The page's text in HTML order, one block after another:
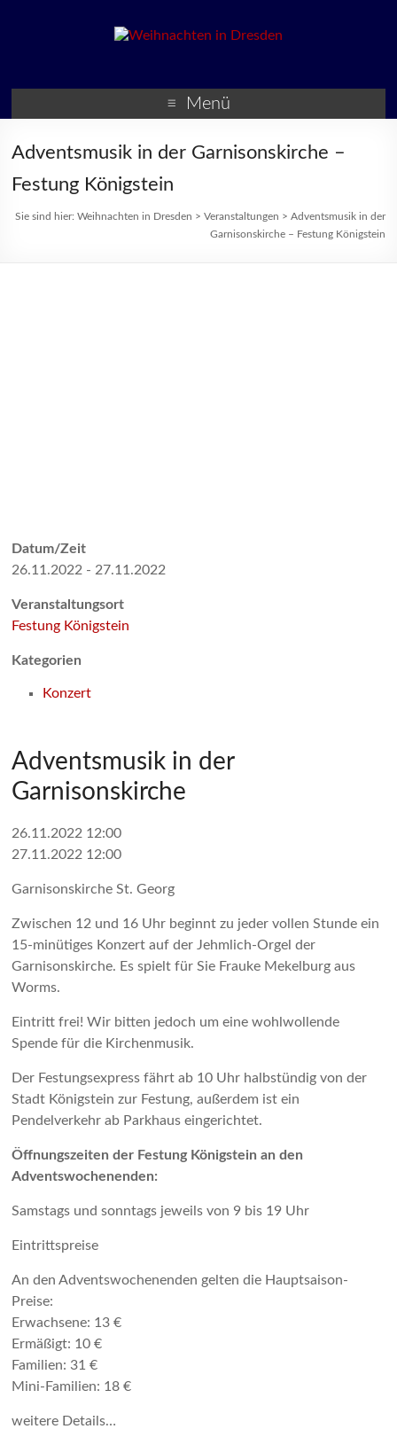
Veranstaltungen zur
Weihnachtszeit
Menü
Adventsmusik in der Garnisonskirche –
Festung Königstein
Sie sind hier: Weihnachten in Dresden > Veranstaltungen > Adventsmusik in der
Garnisonskirche – Festung Königstein
Datum/Zeit
26.11.2022 - 27.11.2022
Veranstaltungsort
Festung Königstein
Kategorien
Konzert
Adventsmusik in der
Garnisonskirche
26.11.2022 12:00
27.11.2022 12:00
Garnisonskirche St. Georg
Zwischen 12 und 16 Uhr beginnt zu jeder vollen Stunde ein
15-minütiges Konzert auf der Jehmlich-Orgel der
Garnisonskirche. Es spielt für Sie Frauke Mekelburg aus
Worms.
Eintritt frei! Wir bitten jedoch um eine wohlwollende
Spende für die Kirchenmusik.
Der Festungsexpress fährt ab 10 Uhr halbstündig von der
Stadt Königstein zur Festung, außerdem ist ein
Pendelverkehr ab Parkhaus eingerichtet.
Öffnungszeiten der Festung Königstein an den
Adventswochenenden:
Samstags und sonntags jeweils von 9 bis 19 Uhr
Eintrittspreise
An den Adventswochenenden gelten die Hauptsaison-
Preise:
Erwachsene: 13 €
Ermäßigt: 10 €
Familien: 31 €
Mini-Familien: 18 €
weitere Details…